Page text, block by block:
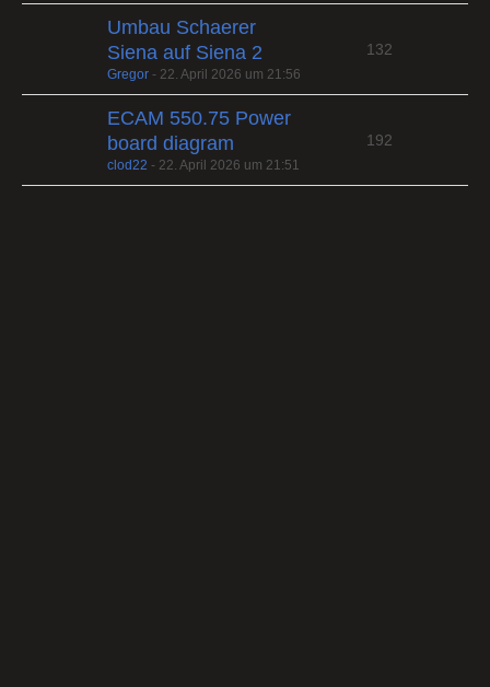
Umbau Schaerer
Siena auf Siena 2
Gregor - 22. April 2026 um 21:56
132
ECAM 550.75 Power
board diagram
clod22 - 22. April 2026 um 21:51
192